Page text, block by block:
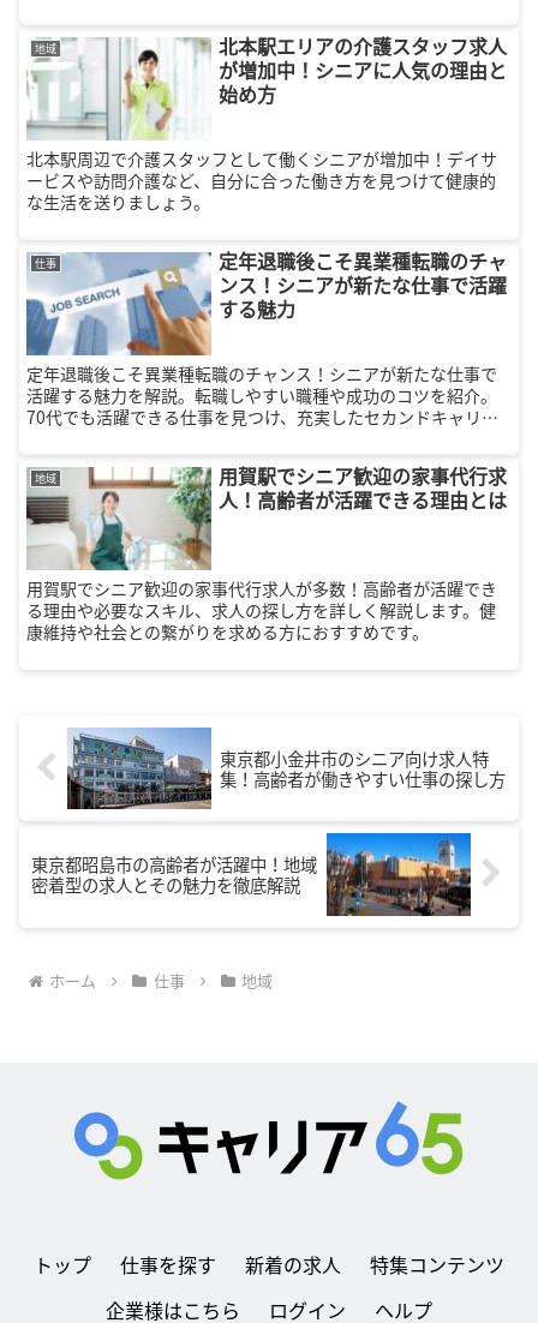
地域
北本駅エリアの介護スタッフ求人
が増加中！シニアに人気の理由と
始め方
北本駅周辺で介護スタッフとして働くシニアが増加中！デイサ
ービスや訪問介護など、自分に合った働き方を見つけて健康的
な生活を送りましょう。
仕事
定年退職後こそ異業種転職のチャ
ンス！シニアが新たな仕事で活躍
する魅力
定年退職後こそ異業種転職のチャンス！シニアが新たな仕事で
活躍する魅力を解説。転職しやすい職種や成功のコツを紹介。
70代でも活躍できる仕事を見つけ、充実したセカンドキャリア
地域
用賀駅でシニア歓迎の家事代行求
人！高齢者が活躍できる理由とは
用賀駅でシニア歓迎の家事代行求人が多数！高齢者が活躍でき
る理由や必要なスキル、求人の探し方を詳しく解説します。健
康維持や社会との繋がりを求める方におすすめです。
東京都小金井市のシニア向け求人特
集！高齢者が働きやすい仕事の探し方
東京都昭島市の高齢者が活躍中！地域
密着型の求人とその魅力を徹底解説
ホーム 仕事 地域
トップ 仕事を探す 新着の求人
特集コンテンツ
企業様はこちら
ログイン ヘルプ